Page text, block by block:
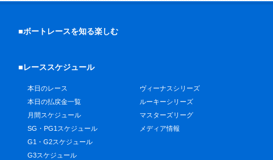
■ボートレースを知る楽しむ
■レーススケジュール
本日のレース
本日の払戻金一覧
月間スケジュール
SG・PG1スケジュール
G1・G2スケジュール
G3スケジュール
ヴィーナスシリーズ
ルーキーシリーズ
マスターズリーグ
メディア情報